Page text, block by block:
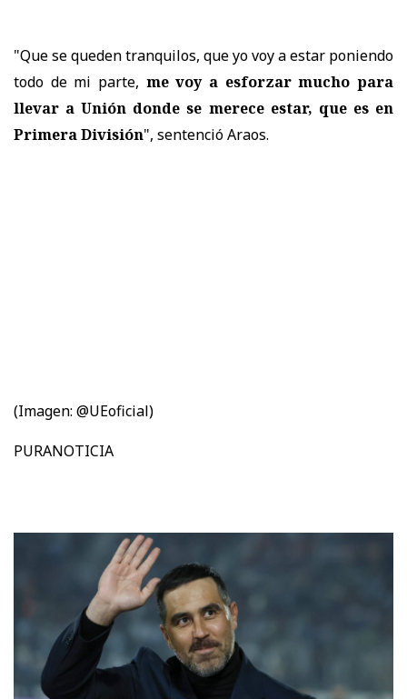
"Que se queden tranquilos, que yo voy a estar poniendo
todo de mi parte, me voy a esforzar mucho para
llevar a Unión donde se merece estar, que es en
Primera División", sentenció Araos.
(Imagen: @UEoficial)
PURANOTICIA